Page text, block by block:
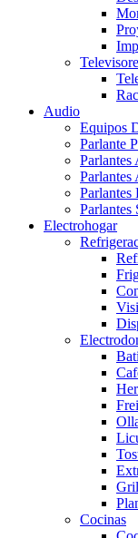
Audio
Equipos
Parlante
Parlantes
Parlantes
Parlantes
Electrohogar
Cocinas